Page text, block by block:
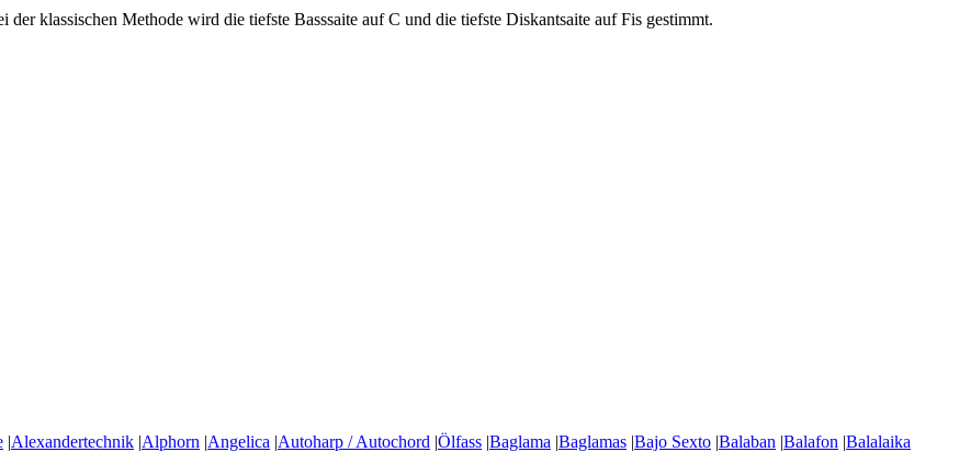
klassischen Methode wird die tiefste Basssaite auf C und die tiefste Diskantsaite auf Fis gestimmt.
|Alexandertechnik |Alphorn |Angelica |Autoharp / Autochord |Ölfass |Baglama |Baglamas |Bajo Sexto |Balaban |Balafon |Balalaika